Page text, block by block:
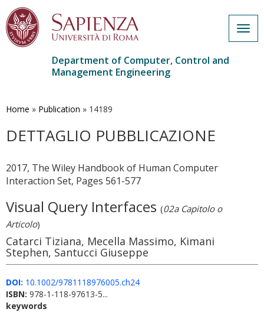
main
Department of Computer, Control and
Management Engineering
Home » Publication » 14189
DETTAGLIO PUBBLICAZIONE
2017, The Wiley Handbook of Human Computer
Interaction Set, Pages 561-577
Visual Query Interfaces (02a Capitolo o
Articolo)
Catarci Tiziana, Mecella Massimo, Kimani
Stephen, Santucci Giuseppe
DOI: 10.1002/9781118976005.ch24
ISBN: 978-1-118-97613-5...
keywords